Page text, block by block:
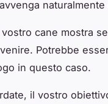
vostro cane mostra
Potrebbe
in questo caso.
il vostro